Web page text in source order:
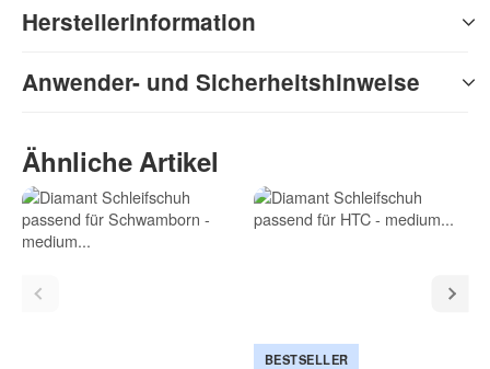
Herstellerinformation
Anwender- und Sicherheitshinweise
Ähnliche Artikel
BESTSELLER